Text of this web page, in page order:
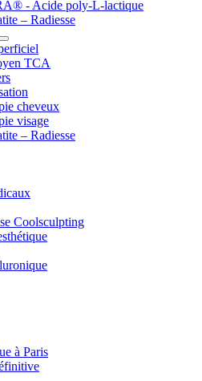
- Acide poly-L-lactique
– Radiesse
TCA
cheveux
visage
– Radiesse
Coolsculpting
à Paris